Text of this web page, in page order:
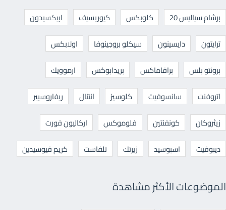
برشام سياليس 20 كلوبكس كيوريسيف
ابيكسيدون
ترايتون
دايسينون سيكلو بروجينوفا
اولابكس
برونتو بلس
برافاماكس بريدابوكس
ارموويك
اتروفنت
سانسوفيت كلوسيز انتنال
ريفاروسبير
زيثروكان
كونفنتين فلوموكس
اركاليون فورت
ديبوفيت
اسبوسيد زيرتك تلفاست كريم فيوسيدين
الموضوعات الأكثر مشاهدة